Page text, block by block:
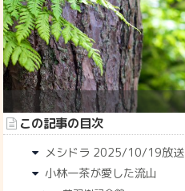
この記事の目次
メシドラ 2025/10/19放送
小林一茶が愛した流山